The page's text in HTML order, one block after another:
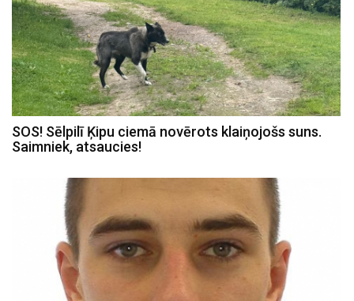
SOS! Sēlpilī Ķipu ciemā novērots klaiņojošs suns.
Saimniek, atsaucies!